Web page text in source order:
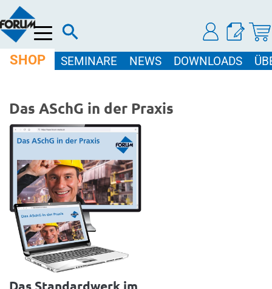
Menü
SHOP SEMINARE NEWS DOWNLOADS
Das ASchG in der Praxis
Das Standardwerk im